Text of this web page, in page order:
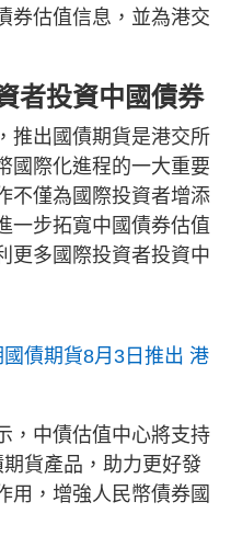
券估值信息，並為港交
者投資中國債券
推出國債期貨是港交所
國際化進程的一大重要
不僅為國際投資者增添
一步拓寬中國債券估值
更多國際投資者投資中
債期貨8月3日推出 港
，中債估值中心將支持
貨產品，助力更好發
用，增強人民幣債券國